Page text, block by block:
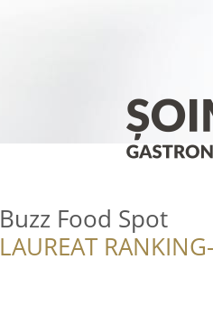
Buzz Food Spot
LAUREAT